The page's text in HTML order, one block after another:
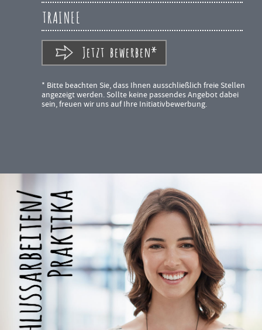
TRAINEE
Jetzt bewerben*
* Bitte beachten Sie, dass Ihnen ausschließlich freie Stellen
angezeigt werden. Sollte keine passendes Angebot dabei
sein, freuen wir uns auf Ihre Initiativbewerbung.